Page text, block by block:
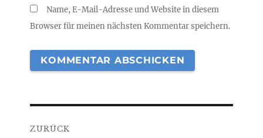
Name, E-Mail-Adresse und Website in diesem
Browser für meinen nächsten Kommentar speichern.
ZURÜCK